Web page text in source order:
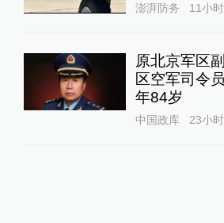
澎湃防务 11小
原北京军区
区空军司令
年84岁
中国政库 23小